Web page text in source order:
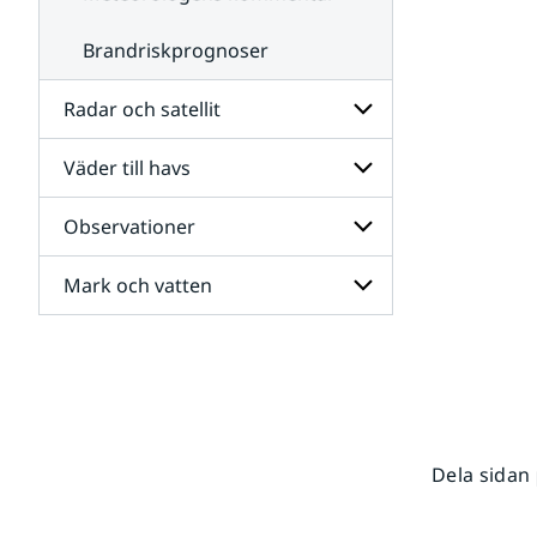
Brandriskprognoser
Radar och satellit
Undersidor
för
Radar
och
satellit
Väder till havs
Undersidor
för
Väder
till
havs
Observationer
Undersidor
för
Mark och vatten
Dela sidan